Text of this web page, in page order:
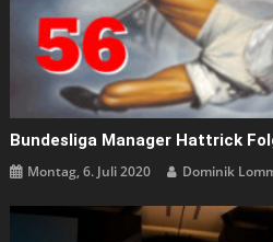
Bundesliga Manager Hattrick
Montag, 6. Juli 2020 Dominik